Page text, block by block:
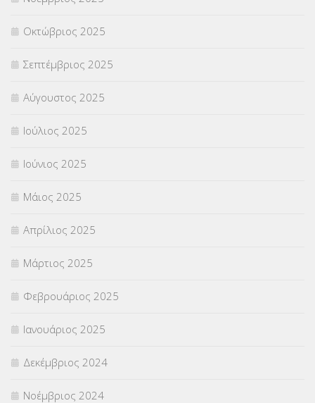
ΥΠΟΤΡΟΦΙΕΣ(28)
ΦΥΣΙΚΗ ΑΓΩΓΗ(692)
Χωρίς κατηγορία
Οκτώβριος 2025
Σεπτέμβριος 2025
Αύγουστος 2025
Ιούλιος 2025
Ιούνιος 2025
Μάιος 2025
Απρίλιος 2025
Μάρτιος 2025
Φεβρουάριος 2025
Ιανουάριος 2025
Δεκέμβριος 2024
Νοέμβριος 2024